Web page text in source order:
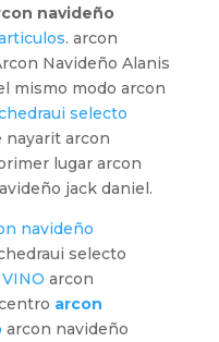
navideño
. arcon
Navideño Alanis
mismo modo arcon
selecto
nayarit arcon
lugar arcon
jack daniel.
navideño
selecto
arcon
arcon
arcon navideño